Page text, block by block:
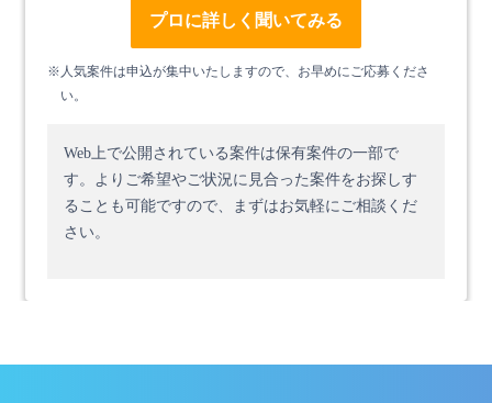
プロに詳しく聞いてみる
※人気案件は申込が集中いたしますので、お早めにご応募くださ
い。
Web上で公開されている案件は保有案件の一部で
す。 よりご希望やご状況に見合った案件をお探しす
ることも可能ですので、まずはお気軽にご相談くだ
さい。